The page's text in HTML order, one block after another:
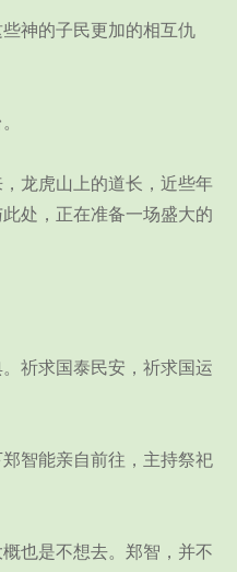
神的子民更加的相互仇
龙虎山上的道长，近些年
处，正在准备一场盛大的
祈求国泰民安，祈求国运
智能亲自前往，主持祭祀
也是不想去。郑智，并不